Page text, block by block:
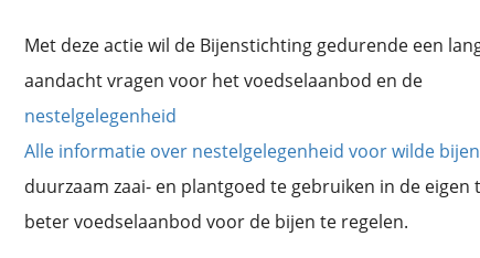
Met deze actie wil de Bijenstichting gedurende een
aandacht vragen voor het voedselaanbod en de
nestelgelegenheid
Alle informatie over nestelgelegenheid voor wilde
duurzaam zaai- en plantgoed te gebruiken in de
beter voedselaanbod voor de bijen te regelen.